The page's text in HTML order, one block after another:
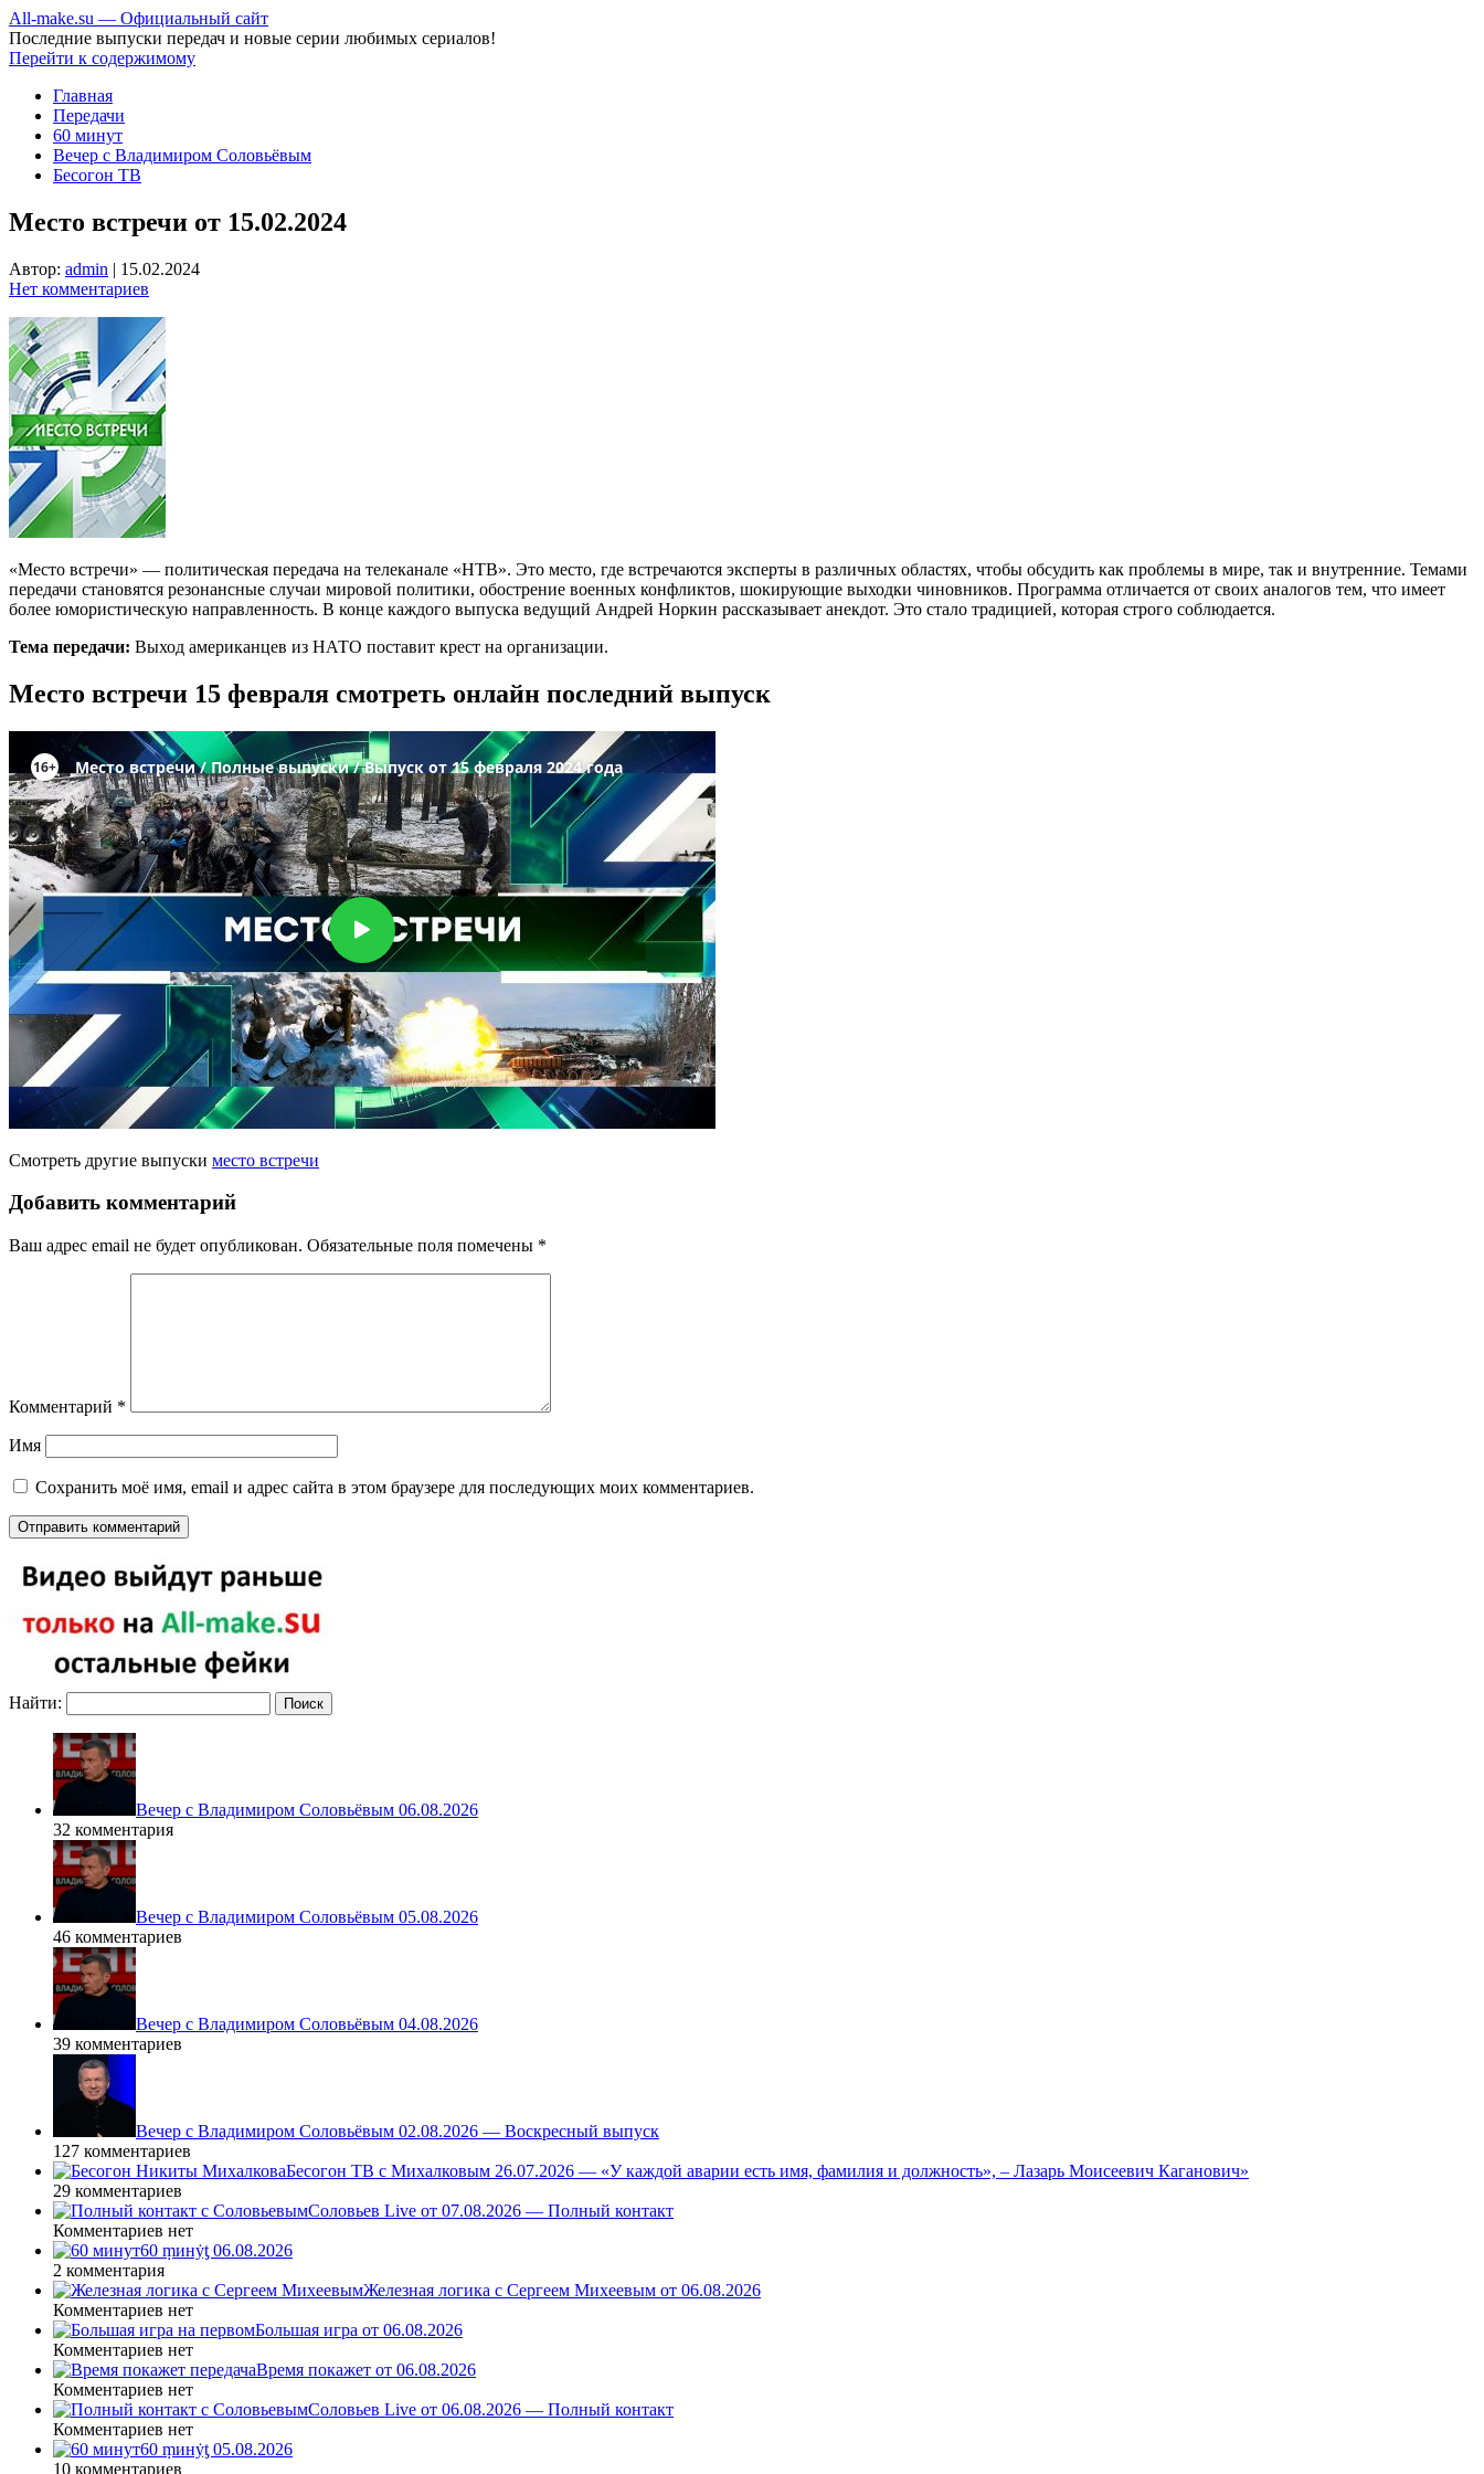
All-make.su — Официальный сайт
Последние выпуски передач и новые серии любимых сериалов!
Перейти к содержимому
Главная
Передачи
60 минут
Вечер с Владимиром Соловьёвым
Бесогон ТВ
Место встречи от 15.02.2024
Автор: admin | 15.02.2024
Нет комментариев
«Место встречи» — политическая передача на телеканале «НТВ». Это место, где встречаются эксперты в различных областях, чтобы обсудить как проблемы в мире, так и внутренние. Темами
передачи становятся резонансные случаи мировой политики, обострение военных конфликтов, шокирующие выходки чиновников. Программа отличается от своих аналогов тем, что имеет
более юмористическую направленность. В конце каждого выпуска ведущий Андрей Норкин рассказывает анекдот. Это стало традицией, которая строго соблюдается.
Тема передачи: Выход американцев из НАТО поставит крест на организации.
Место встречи 15 февраля смотреть онлайн последний выпуск
Смотреть другие выпуски место встречи
Добавить комментарий
Ваш адрес email не будет опубликован. Обязательные поля помечены *
Комментарий *
Имя
Сохранить моё имя, email и адрес сайта в этом браузере для последующих моих комментариев.
Найти:
Вечер с Владимиром Соловьёвым 06.08.2026
32 комментария
Вечер с Владимиром Соловьёвым 05.08.2026
46 комментариев
Вечер с Владимиром Соловьёвым 04.08.2026
39 комментариев
Вечер с Владимиром Соловьёвым 02.08.2026 — Воскресный выпуск
127 комментариев
Бесогон ТВ с Михалковым 26.07.2026 — «У каждой аварии есть имя, фамилия и должность», – Лазарь Моисеевич Каганович»
29 комментариев
Соловьев Live от 07.08.2026 — Полный контакт
Комментариев нет
60 ṃинẏƫ 06.08.2026
2 комментария
Железная логика с Сергеем Михеевым от 06.08.2026
Комментариев нет
Большая игра от 06.08.2026
Комментариев нет
Время покажет от 06.08.2026
Комментариев нет
Соловьев Live от 06.08.2026 — Полный контакт
Комментариев нет
60 ṃинẏƫ 05.08.2026
10 комментариев